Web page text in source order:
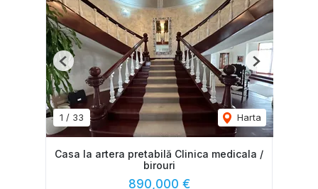
1 / 33 Harta
Previous Next
Casa la artera pretabilă Clinica medicala /
birouri
890,000 €